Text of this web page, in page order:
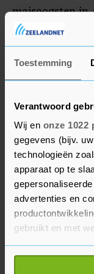
Toestemming
Verantwoord
Wij en onze 1022
gegevens (bijv.
technologieën
apparaat op te
advertenties en
gebruikt en met
Als u het
maisoogsten
aan de
De
exportprijzen
prijzen die
betalen voor
verhoogde de
Nestlé zijn
vanwege
transport.
Dus hoewel de
bemoedigend
ze nog altijd